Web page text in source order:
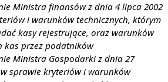
Ministra finansów z dnia 4 lipca 2002
i warunków technicznych, którym
kasy rejestrujące, oraz warunków
kas przez podatników
Ministra Gospodarki z dnia 27
sprawie kryteriów i warunków